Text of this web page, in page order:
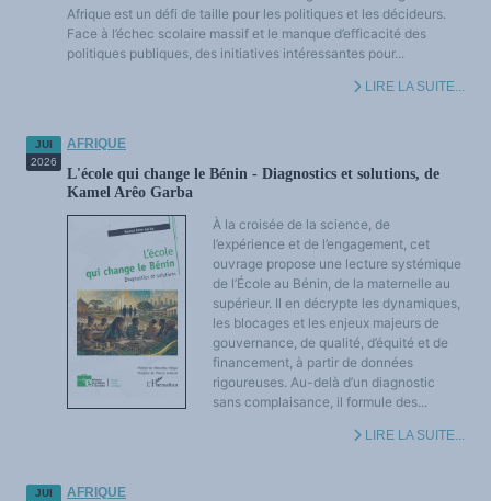
LES FONDAMENTAUX
Les acteurs du plurilinguisme
Langues et géopolitique - L'avenir des langues
Multilinguismes et plurilinguismes
Science ouverte
Langues et pouvoirs
Terminologie
Textes de référence
DOSSIERS THÉMATIQUES
Education et recherche
Culture et industries culturelles
Accès au dictionnaire des anglicismes
Accéder à la plateforme pour la traduction (en construction)
Accès à la banque de données Relations internationales
Accéder au site de l'OPA (Observatoire du plurilinguisme en Afrique)
ACTUALITÉS/EVENEMENTS
Les victoires du plurilinguisme
Courrier des lecteurs
Afrique est un défi de taille pour les politiques et les décideurs.
Face à l’échec scolaire massif et le manque d’efficacité des
politiques publiques, des initiatives intéressantes pour...
LIRE LA SUITE...
JUI
2026
AFRIQUE
L'école qui change le Bénin - Diagnostics et solutions, de
Kamel Arêo Garba
À la croisée de la science, de
l’expérience et de l’engagement, cet
ouvrage propose une lecture systémique
de l’École au Bénin, de la maternelle au
supérieur. Il en décrypte les dynamiques,
les blocages et les enjeux majeurs de
gouvernance, de qualité, d’équité et de
financement, à partir de données
rigoureuses. Au-delà d’un diagnostic
sans complaisance, il formule des...
LIRE LA SUITE...
JUI
AFRIQUE